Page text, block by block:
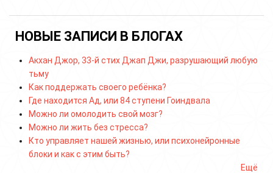
НОВЫЕ ЗАПИСИ В БЛОГАХ
Акхан Джор, 33-й стих Джап Джи, разрушающий любую
тьму
Как поддержать своего ребёнка?
Где находится Ад, или 84 ступени Гоиндвала
Можно ли омолодить свой мозг?
Можно ли жить без стресса?
Кто управляет нашей жизнью, или психонейронные
блоки и как с этим быть?
Ещё